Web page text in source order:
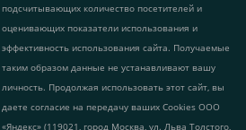
подсчитывающих количество посетителей и
оценивающих показатели использования и
эффективность использования сайта. Получаемые
таким образом данные не устанавливают вашу
личность. Продолжая использовать этот сайт, вы
даете согласие на передачу ваших Cookies ООО
«Яндекс» (119021, город Москва, ул. Льва Толстого,